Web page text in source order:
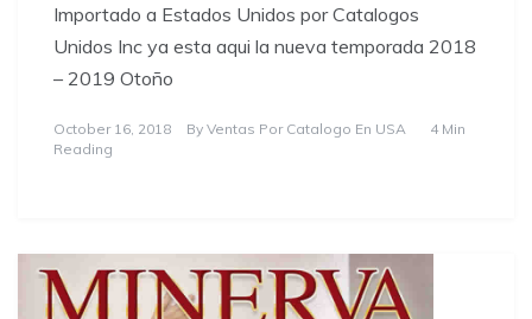
Importado a Estados Unidos por Catalogos
Unidos Inc ya esta aqui la nueva temporada 2018
– 2019 Otoño
October 16, 2018 By Ventas Por Catalogo En USA
4 Min
Reading